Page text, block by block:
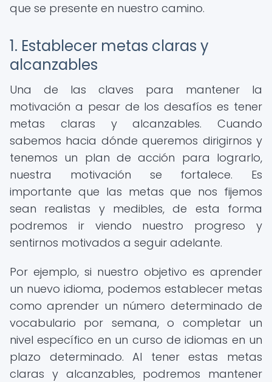
que se presente en nuestro camino.
1. Establecer metas claras y
alcanzables
Una de las claves para mantener la
motivación a pesar de los desafíos es tener
metas claras y alcanzables. Cuando
sabemos hacia dónde queremos dirigirnos y
tenemos un plan de acción para lograrlo,
nuestra motivación se fortalece. Es
importante que las metas que nos fijemos
sean realistas y medibles, de esta forma
podremos ir viendo nuestro progreso y
sentirnos motivados a seguir adelante.
Por ejemplo, si nuestro objetivo es aprender
un nuevo idioma, podemos establecer metas
como aprender un número determinado de
vocabulario por semana, o completar un
nivel específico en un curso de idiomas en un
plazo determinado. Al tener estas metas
claras y alcanzables, podremos mantener